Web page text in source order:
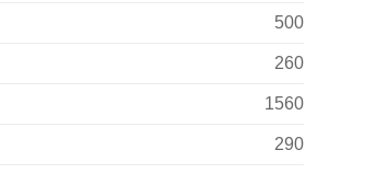
500
260
1560
290